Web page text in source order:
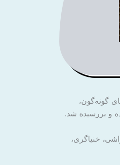
گونه‌گون،
و بررسیده شد.
خنیاگری،